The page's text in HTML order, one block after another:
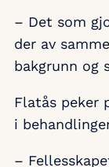
– Det som
der av
bakgrunn og
Flatås peker
i
–